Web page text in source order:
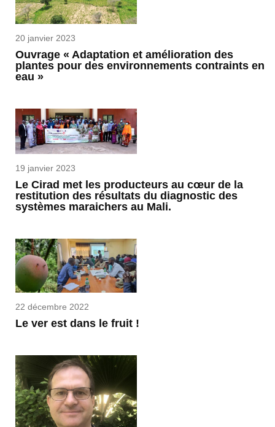
20 janvier 2023
Ouvrage « Adaptation et amélioration des
plantes pour des environnements contraints en
eau »
19 janvier 2023
Le Cirad met les producteurs au cœur de la
restitution des résultats du diagnostic des
systèmes maraichers au Mali.
22 décembre 2022
Le ver est dans le fruit !